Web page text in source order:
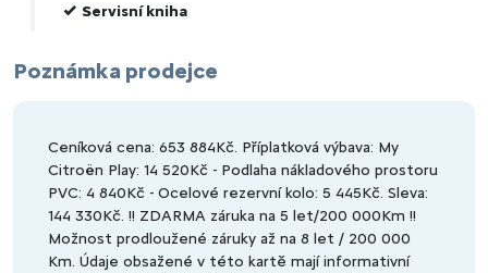
Servisní kniha
Poznámka prodejce
Ceníková cena: 653 884Kč. Příplatková výbava: My
Citroën Play: 14 520Kč - Podlaha nákladového prostoru
PVC: 4 840Kč - Ocelové rezervní kolo: 5 445Kč. Sleva:
144 330Kč. !! ZDARMA záruka na 5 let/200 000Km !!
Možnost prodloužené záruky až na 8 let / 200 000
Km. Údaje obsažené v této kartě mají informativní